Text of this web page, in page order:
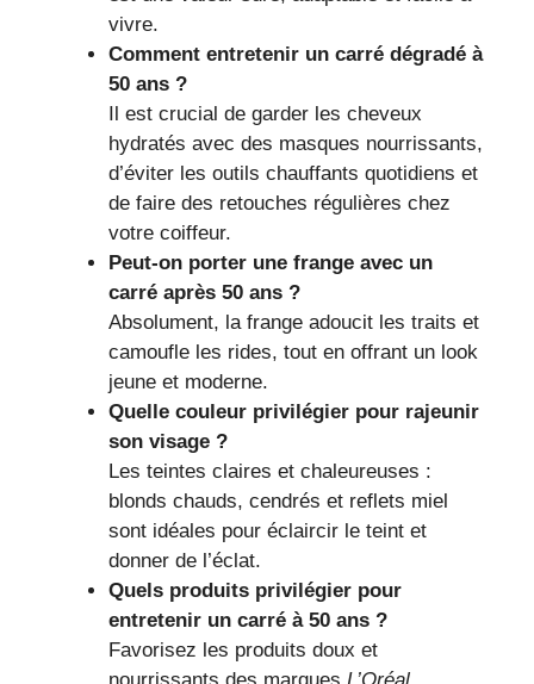
vivre.
Comment entretenir un carré dégradé à
50 ans ?
Il est crucial de garder les cheveux
hydratés avec des masques nourrissants,
d’éviter les outils chauffants quotidiens et
de faire des retouches régulières chez
votre coiffeur.
Peut-on porter une frange avec un
carré après 50 ans ?
Absolument, la frange adoucit les traits et
camoufle les rides, tout en offrant un look
jeune et moderne.
Quelle couleur privilégier pour rajeunir
son visage ?
Les teintes claires et chaleureuses :
blonds chauds, cendrés et reflets miel
sont idéales pour éclaircir le teint et
donner de l’éclat.
Quels produits privilégier pour
entretenir un carré à 50 ans ?
Favorisez les produits doux et